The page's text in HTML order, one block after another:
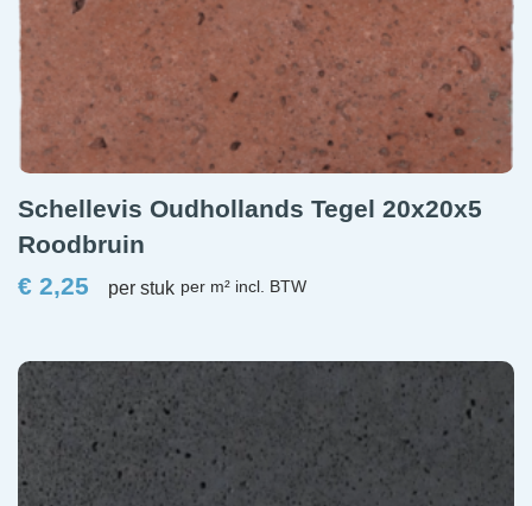
Schellevis Oudhollands Tegel 20x20x5
Roodbruin
€ 2,25 per stuk